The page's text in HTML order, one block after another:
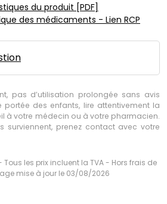
du produit [PDF]
des médicaments - Lien RCP
pas d’utilisation prolongée sans avis
des enfants, lire attentivement la
à votre médecin ou à votre pharmacien.
surviennent, prenez contact avec votre
les prix incluent la TVA - Hors frais de
mise à jour le 03/08/2026